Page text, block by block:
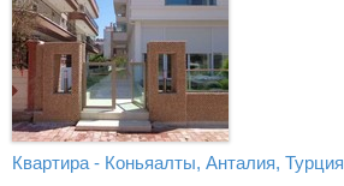
Квартира - Коньяалты, Анталия, Турция